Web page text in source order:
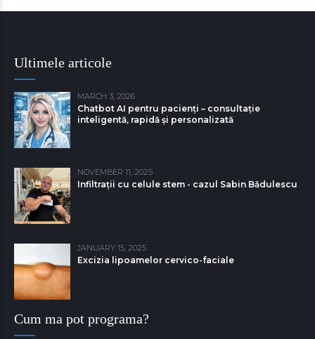
Ultimele articole
MARCH 3, 2026
Chatbot AI pentru pacienți – consultație
inteligentă, rapidă și personalizată
NOVEMBER 11, 2025
Infiltrații cu celule stem - cazul Sabin Bǎdulescu
JANUARY 15, 2025
Excizia lipoamelor cervico-faciale
Cum ma pot programa?